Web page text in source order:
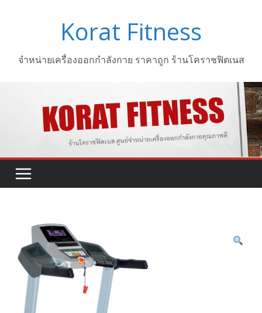
Korat Fitness
จำหน่ายเครื่องออกกำลังกาย ราคาถูก ร้านโคราชฟิตเนส